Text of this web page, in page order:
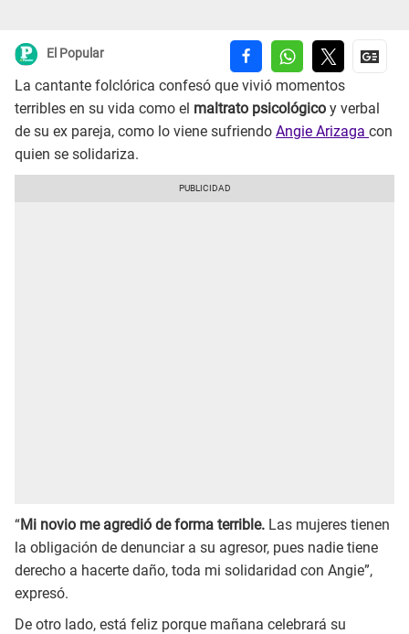
El Popular
La cantante folclórica confesó que vivió momentos
terribles en su vida como el maltrato psicológico y verbal
de su ex pareja, como lo viene sufriendo Angie Arizaga con
quien se solidariza.
“Mi novio me agredió de forma terrible. Las mujeres tienen
la obligación de denunciar a su agresor, pues nadie tiene
derecho a hacerte daño, toda mi solidaridad con Angie”,
expresó.
De otro lado, está feliz porque mañana celebrará su